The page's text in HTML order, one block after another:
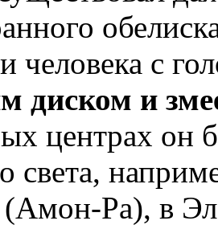
человека с
диском и
центрах он
света,
Ра), в